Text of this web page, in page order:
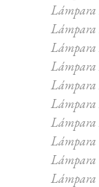
Lámpara
Lámpara
Lámpara
Lámpara
Lámpara